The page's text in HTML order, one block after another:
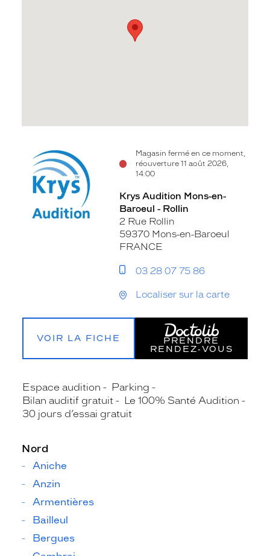
Magasin fermé en ce moment,
réouverture 11 août 2026,
14:00
Voir
fiche
Krys Audition Mons-en-
Baroeul - Rollin
2 Rue Rollin
59370 Mons-en-Baroeul
FRANCE
03 28 07 75 86
Localiser sur la carte
VOIR LA FICHE
PRENDRE
RENDEZ‑VOUS
Espace audition
Parking
Bilan auditif gratuit
Le 100% Santé Audition
30 jours d’essai gratuit
Nord
Aniche
Anzin
Armentières
Bailleul
Bergues